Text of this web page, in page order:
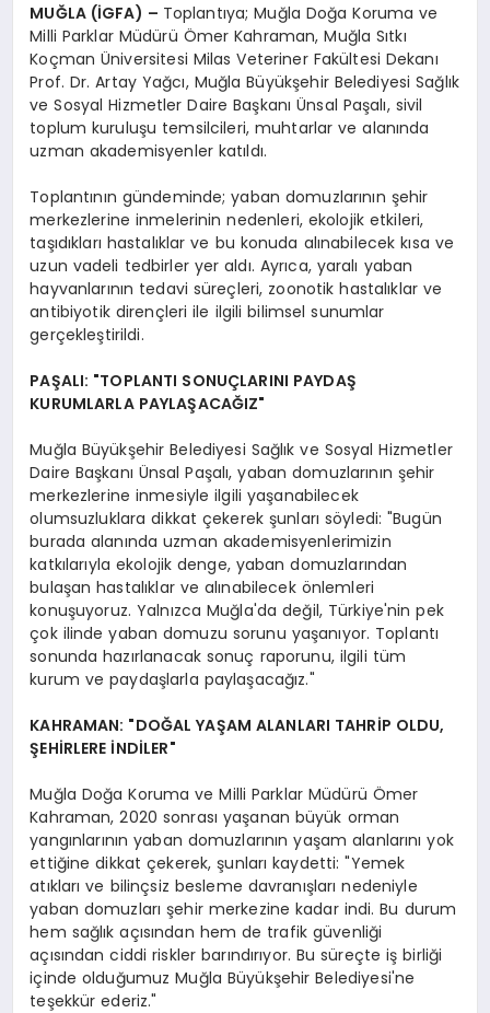
MUĞLA (İGFA) – Toplantıya; Muğla Doğa Koruma ve
Milli Parklar Müdürü Ömer Kahraman, Muğla Sıtkı
Koçman Üniversitesi Milas Veteriner Fakültesi Dekanı
Prof. Dr. Artay Yağcı, Muğla Büyükşehir Belediyesi Sağlık
ve Sosyal Hizmetler Daire Başkanı Ünsal Paşalı, sivil
toplum kuruluşu temsilcileri, muhtarlar ve alanında
uzman akademisyenler katıldı.
Toplantının gündeminde; yaban domuzlarının şehir
merkezlerine inmelerinin nedenleri, ekolojik etkileri,
taşıdıkları hastalıklar ve bu konuda alınabilecek kısa ve
uzun vadeli tedbirler yer aldı. Ayrıca, yaralı yaban
hayvanlarının tedavi süreçleri, zoonotik hastalıklar ve
antibiyotik dirençleri ile ilgili bilimsel sunumlar
gerçekleştirildi.
PAŞALI: "TOPLANTI SONUÇLARINI PAYDAŞ
KURUMLARLA PAYLAŞACAĞIZ"
Muğla Büyükşehir Belediyesi Sağlık ve Sosyal Hizmetler
Daire Başkanı Ünsal Paşalı, yaban domuzlarının şehir
merkezlerine inmesiyle ilgili yaşanabilecek
olumsuzluklara dikkat çekerek şunları söyledi: "Bugün
burada alanında uzman akademisyenlerimizin
katkılarıyla ekolojik denge, yaban domuzlarından
bulaşan hastalıklar ve alınabilecek önlemleri
konuşuyoruz. Yalnızca Muğla'da değil, Türkiye'nin pek
çok ilinde yaban domuzu sorunu yaşanıyor. Toplantı
sonunda hazırlanacak sonuç raporunu, ilgili tüm
kurum ve paydaşlarla paylaşacağız."
KAHRAMAN: "DOĞAL YAŞAM ALANLARI TAHRİP OLDU,
ŞEHİRLERE İNDİLER"
Muğla Doğa Koruma ve Milli Parklar Müdürü Ömer
Kahraman, 2020 sonrası yaşanan büyük orman
yangınlarının yaban domuzlarının yaşam alanlarını yok
ettiğine dikkat çekerek, şunları kaydetti: "Yemek
atıkları ve bilinçsiz besleme davranışları nedeniyle
yaban domuzları şehir merkezine kadar indi. Bu durum
hem sağlık açısından hem de trafik güvenliği
açısından ciddi riskler barındırıyor. Bu süreçte iş birliği
içinde olduğumuz Muğla Büyükşehir Belediyesi'ne
teşekkür ederiz."